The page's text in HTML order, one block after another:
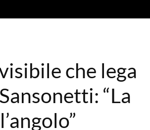
che lega
“La